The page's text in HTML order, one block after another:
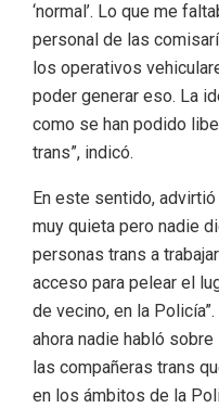
‘normal’. Lo que me
personal de las
los operativos
poder generar eso. La
como se han podido
trans”, indicó.
En este sentido,
muy quieta pero nadie
personas trans a
acceso para pelear el
de vecino, en la
ahora nadie habló
las compañeras trans
en los ámbitos de la